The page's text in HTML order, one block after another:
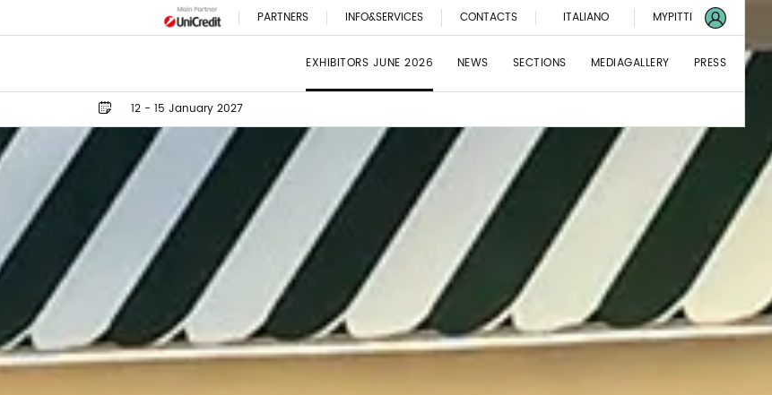
PARTNERS INFO&SERVICES CONTACTS ITALIANO MYPITTI
EXHIBITORS JUNE 2026 NEWS SECTIONS MEDIAGALLERY PRESS
12 - 15 January 2027